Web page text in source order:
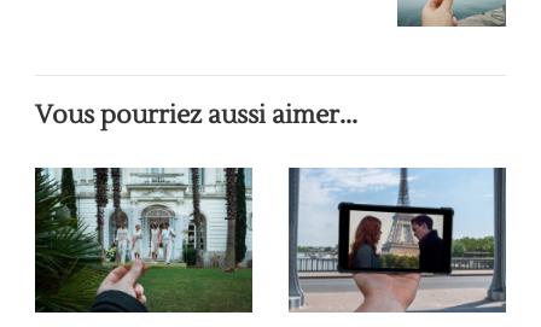
Vous pourriez aussi aimer...